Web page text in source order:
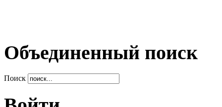
Объединенный поиск
Поиск